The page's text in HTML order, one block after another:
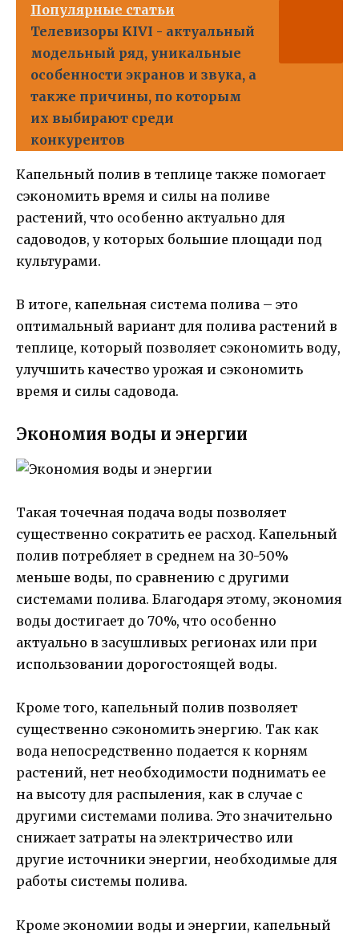
Популярные статьи
Телевизоры KIVI - актуальный
модельный ряд, уникальные
особенности экранов и звука, а
также причины, по которым
их выбирают среди
конкурентов
Капельный полив в теплице также помогает
сэкономить время и силы на поливе
растений, что особенно актуально для
садоводов, у которых большие площади под
культурами.
В итоге, капельная система полива – это
оптимальный вариант для полива растений в
теплице, который позволяет сэкономить воду,
улучшить качество урожая и сэкономить
время и силы садовода.
Экономия воды и энергии
Такая точечная подача воды позволяет
существенно сократить ее расход. Капельный
полив потребляет в среднем на 30-50%
меньше воды, по сравнению с другими
системами полива. Благодаря этому, экономия
воды достигает до 70%, что особенно
актуально в засушливых регионах или при
использовании дорогостоящей воды.
Кроме того, капельный полив позволяет
существенно сэкономить энергию. Так как
вода непосредственно подается к корням
растений, нет необходимости поднимать ее
на высоту для распыления, как в случае с
другими системами полива. Это значительно
снижает затраты на электричество или
другие источники энергии, необходимые для
работы системы полива.
Кроме экономии воды и энергии, капельный